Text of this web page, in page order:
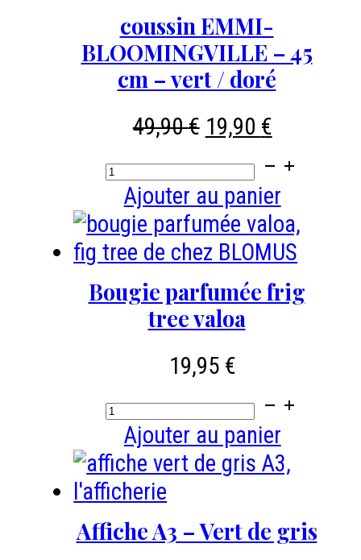
coussin EMMI-
BLOOMINGVILLE – 45
cm – vert / doré
49,90€ Le
initial
était :
49,90 €.
19,90 €Le
prix
est :
19,90 €.
quantité
de
coussin
EMMI-
BLOOMINGVILLE
-
vert
/
doré
Ajouter au panier
Bougie parfumée frig
tree valoa
19,95 €
quantité
de
Bougie
parfumée
frig
tree
Ajouter au panier
Affiche A3 – Vert de gris